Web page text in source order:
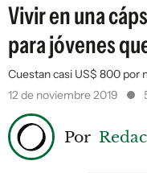
Vivir en una
para jóvenes
Cuestan casi US$ 800 por
12 de noviembre 2019
Por